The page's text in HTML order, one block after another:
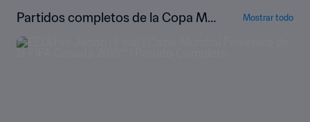
Partidos completos de la Copa Mu
ndial Femenina de la FIFA Canadá 2
015
Mostrar todo